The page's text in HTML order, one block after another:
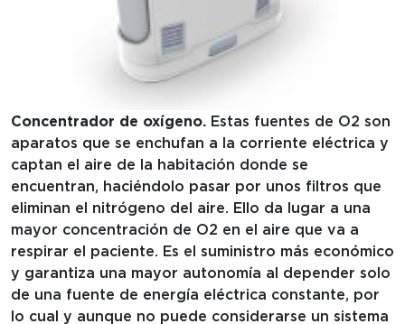
Concentrador de oxígeno. Estas fuentes de O2 son
aparatos que se enchufan a la corriente eléctrica y
captan el aire de la habitación donde se
encuentran, haciéndolo pasar por unos filtros que
eliminan el nitrógeno del aire. Ello da lugar a una
mayor concentración de O2 en el aire que va a
respirar el paciente. Es el suministro más económico
y garantiza una mayor autonomía al depender solo
de una fuente de energía eléctrica constante, por
lo cual y aunque no puede considerarse un sistema